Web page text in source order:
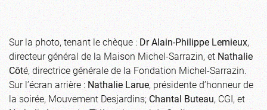
Sur la photo, tenant le chèque :Dr Alain-Philippe Lemieux,
directeur général de la Maison Michel-Sarrazin, etNathalie
Côté, directrice générale de la Fondation Michel-Sarrazin.
Sur l’écran arrière :Nathalie Larue, présidente d’honneur de
la soirée, Mouvement Desjardins;Chantal Buteau, CGI, et